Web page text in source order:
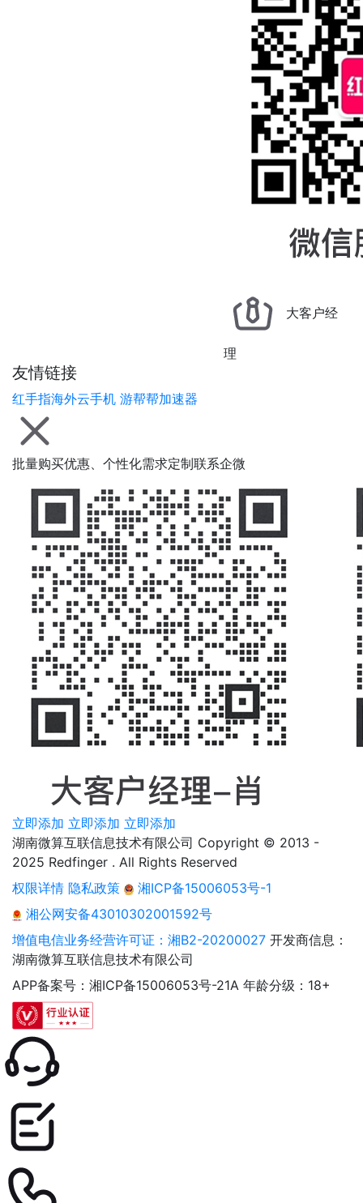
友情链接
红手指海外云手机 游帮帮加速器
大客户经
理
批量购买优惠、个性化需求定制联系企微
立即添加 立即添加 立即添加
湖南微算互联信息技术有限公司 Copyright © 2013 -
2025 Redfinger . All Rights Reserved
权限详情 隐私政策
湘ICP备15006053号-1
湘公网安备43010302001592号
增值电信业务经营许可证：湘B2-20200027 开发商信息：
湖南微算互联信息技术有限公司
APP备案号：湘ICP备15006053号-21A 年龄分级：18+